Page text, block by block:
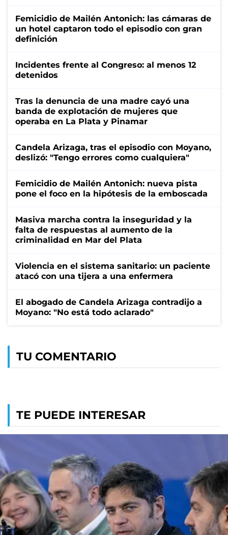
Femicidio de Mailén Antonich: las cámaras de
un hotel captaron todo el episodio con gran
definición
Incidentes frente al Congreso: al menos 12
detenidos
Tras la denuncia de una madre cayó una
banda de explotación de mujeres que
operaba en La Plata y Pinamar
Candela Arizaga, tras el episodio con Moyano,
deslizó: "Tengo errores como cualquiera"
Femicidio de Mailén Antonich: nueva pista
pone el foco en la hipótesis de la emboscada
Masiva marcha contra la inseguridad y la
falta de respuestas al aumento de la
criminalidad en Mar del Plata
Violencia en el sistema sanitario: un paciente
atacó con una tijera a una enfermera
El abogado de Candela Arizaga contradijo a
Moyano: "No está todo aclarado"
TU COMENTARIO
TE PUEDE INTERESAR